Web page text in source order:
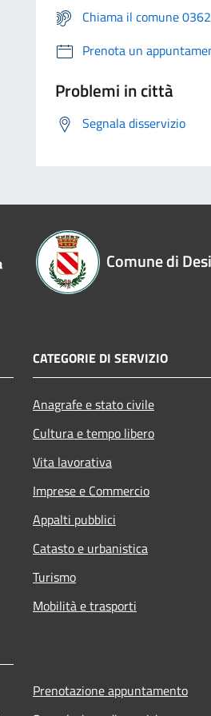
Chiama il comune
Prenota un
Problemi in città
Segnala disservizio
Comune di
CATEGORIE DI SERVIZIO
Anagrafe e stato civile
Cultura e tempo libero
Vita lavorativa
Imprese e Commercio
Appalti pubblici
Catasto e urbanistica
Turismo
Mobilità e trasporti
Prenotazione appuntamento